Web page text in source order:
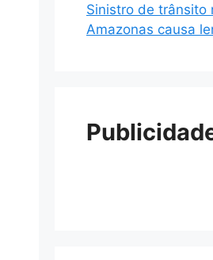
Sinistro de trânsito
Amazonas causa